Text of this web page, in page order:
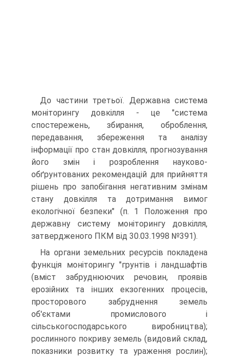
До частини третьої. Державна система
моніторингу довкілля - це "система
спостережень, збирання, оброблення,
передавання, збереження та аналізу
інформації про стан довкілля, прогнозування
його змін і розроблення науково-
обґрунтованих рекомендацій для прийняття
рішень про запобігання негативним змінам
стану довкілля та дотримання вимог
екологічної безпеки" (п. 1 Положення про
державну систему моніторингу довкілля,
затвердженого ПКМ від 30.03.1998 №391).
На органи земельних ресурсів покладена
функція моніторингу "грунтів і ландшафтів
(вміст забруднюючих речовин, проявів
ерозійних та інших екзогенних процесів,
просторового забруднення земель
об'єктами промислового і
сільськогосподарського виробництва);
рослинного покриву земель (видовий склад,
показники розвитку та ураження рослин);